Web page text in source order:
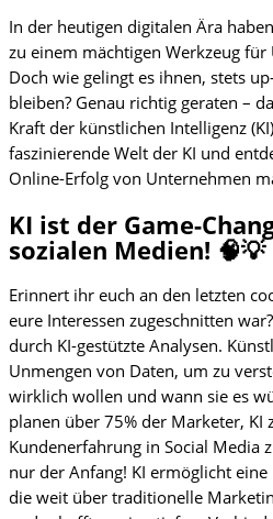
In der heutigen digitalen Ära
zu einem mächtigen Werkzeug
Doch wie gelingt es ihnen, stets
bleiben? Genau richtig geraten –
Kraft der künstlichen Intelligenz
faszinierende Welt der KI und
Online-Erfolg von Unternehmen
KI ist der Game-
sozialen Medien! 🧠💡
Erinnert ihr euch an den letzten
eure Interessen zugeschnitten
durch KI-gestützte Analysen.
Unmengen von Daten, um zu
wirklich wollen und wann sie es
planen über 75% der Marketer, KI
Kundenerfahrung in Social Media
nur der Anfang! KI ermöglicht
die weit über traditionelle